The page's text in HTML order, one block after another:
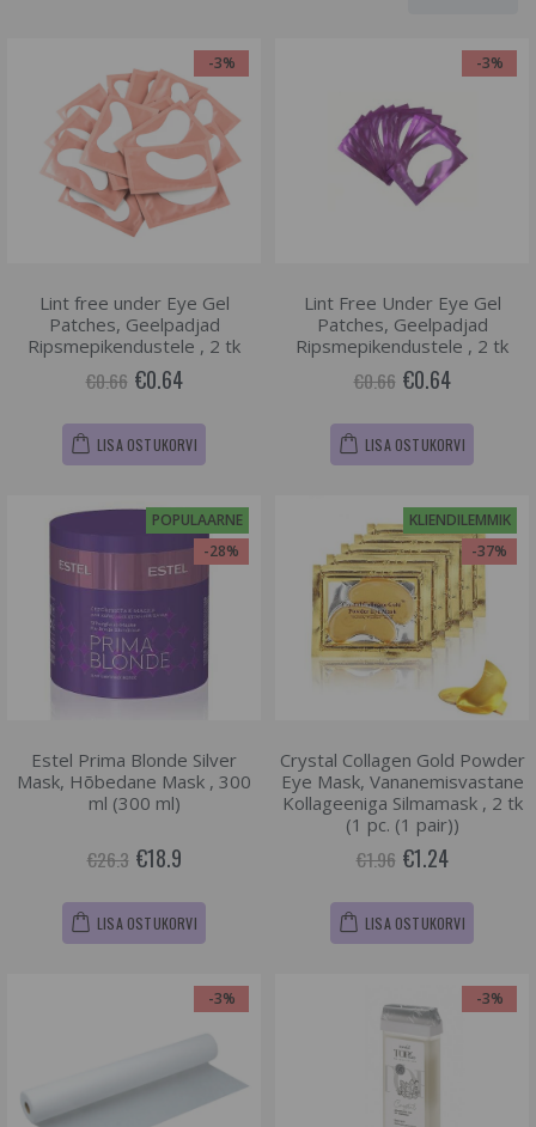
-3%
Lint free under Eye Gel
Patches, Geelpadjad
Ripsmepikendustele , 2 tk
€0.66 €0.64
LISA OSTUKORVI
-3%
Lint Free Under Eye Gel
Patches, Geelpadjad
Ripsmepikendustele , 2 tk
€0.66 €0.64
LISA OSTUKORVI
POPULAARNE
-28%
Estel Prima Blonde Silver
Mask, Hõbedane Mask , 300
ml (300 ml)
€26.3 €18.9
LISA OSTUKORVI
KLIENDILEMMIK
-37%
Crystal Collagen Gold Powder
Eye Mask, Vananemisvastane
Kollageeniga Silmamask , 2 tk
(1 pc. (1 pair))
€1.96 €1.24
LISA OSTUKORVI
-3% -3%